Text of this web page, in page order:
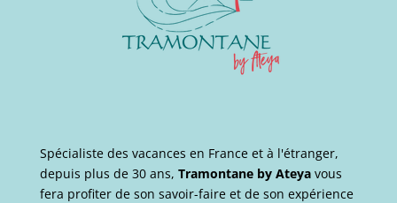
Spécialiste des vacances en France et à l'étranger,
depuis plus de 30 ans, Tramontane by Ateya vous
fera profiter de son savoir-faire et de son expérience